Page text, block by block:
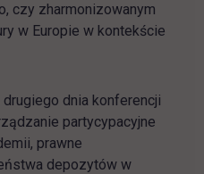
czy zharmonizowanym
w Europie w kontekście
dnia konferencji
partycypacyjne
prawne
depozytów w